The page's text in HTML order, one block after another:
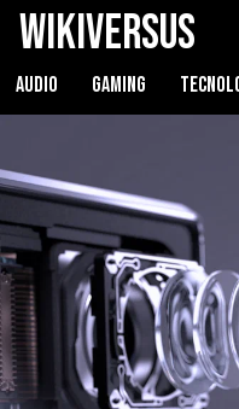
WikiVersus
AUDIO GAMING